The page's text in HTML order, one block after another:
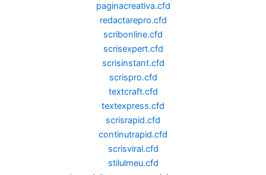
paginacreativa.cfd
redactarepro.cfd
scribonline.cfd
scrisexpert.cfd
scrisinstant.cfd
scrispro.cfd
textcraft.cfd
textexpress.cfd
scrisrapid.cfd
continutrapid.cfd
scrisviral.cfd
stilulmeu.cfd